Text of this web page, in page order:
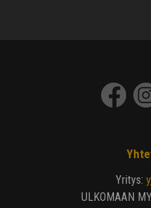
Yritys:
ULKOMAAN